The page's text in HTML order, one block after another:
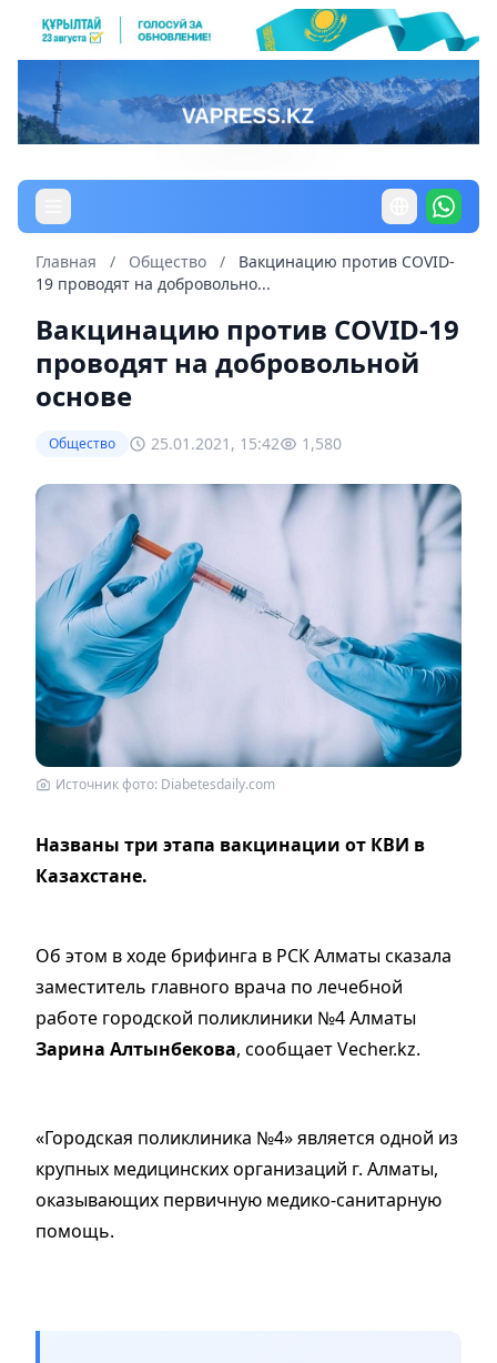
Главная / Общество /
Вакцинацию против СОVID-
19 проводят на добровольно...
Вакцинацию против СОVID-19
проводят на добровольной
основе
Общество 25.01.2021, 15:42 1,580
Источник фото: Diabetesdaily.com
Названы три этапа вакцинации от КВИ в
Казахстане.
Об этом в ходе брифинга в РСК Алматы сказала
заместитель главного врача по лечебной
работе городской поликлиники №4 Алматы
Зарина Алтынбекова, сообщает Vecher.kz.
«Городская поликлиника №4» является одной из
крупных медицинских организаций г. Алматы,
оказывающих первичную медико-санитарную
помощь.